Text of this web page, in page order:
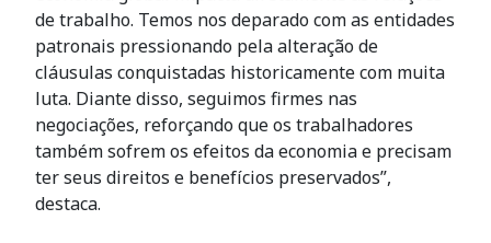
de trabalho. Temos nos deparado com as entidades
patronais pressionando pela alteração de
cláusulas conquistadas historicamente com muita
luta. Diante disso, seguimos firmes nas
negociações, reforçando que os trabalhadores
também sofrem os efeitos da economia e precisam
ter seus direitos e benefícios preservados”,
destaca.